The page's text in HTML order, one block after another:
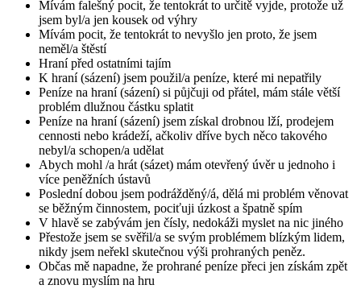
Mívám falešný pocit, že tentokrát to určitě vyjde, protože už
jsem byl/a jen kousek od výhry
Mívám pocit, že tentokrát to nevyšlo jen proto, že jsem
neměl/a štěstí
Hraní před ostatními tajím
K hraní (sázení) jsem použil/a peníze, které mi nepatřily
Peníze na hraní (sázení) si půjčuji od přátel, mám stále větší
problém dlužnou částku splatit
Peníze na hraní (sázení) jsem získal drobnou lží, prodejem
cennosti nebo krádeží, ačkoliv dříve bych něco takového
nebyl/a schopen/a udělat
Abych mohl /a hrát (sázet) mám otevřený úvěr u jednoho i
více peněžních ústavů
Poslední dobou jsem podrážděný/á, dělá mi problém věnovat
se běžným činnostem, pociťuji úzkost a špatně spím
V hlavě se zabývám jen čísly, nedokáži myslet na nic jiného
Přestože jsem se svěřil/a se svým problémem blízkým lidem,
nikdy jsem neřekl skutečnou výši prohraných peněz.
Občas mě napadne, že prohrané peníze přeci jen získám zpět
a znovu myslím na hru